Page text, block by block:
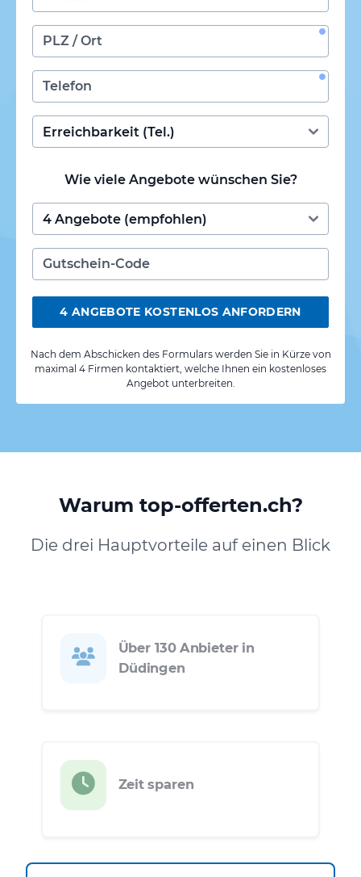
Wie viele Angebote wünschen Sie?
4 ANGEBOTE KOSTENLOS ANFORDERN
Nach dem Abschicken des Formulars werden Sie in Kürze von
maximal 4 Firmen kontaktiert, welche Ihnen ein kostenloses
Angebot unterbreiten.
Warum top-offerten.ch?
Die drei Hauptvorteile auf einen Blick
Über 130 Anbieter in
Düdingen
Zeit sparen